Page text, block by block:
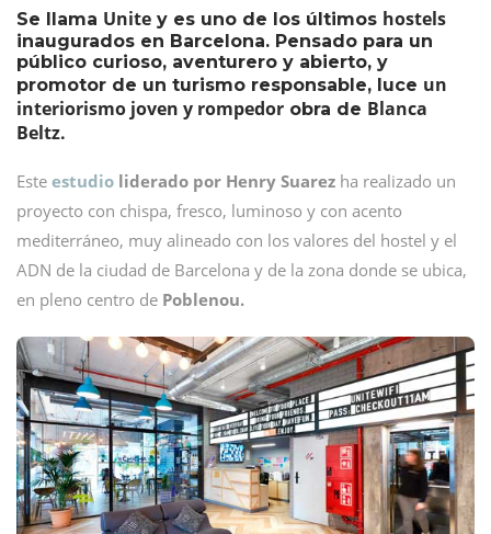
Se llama Unite y es uno de los últimos hostels
inaugurados en Barcelona. Pensado para un
público curioso, aventurero y abierto, y
promotor de un turismo responsable, luce un
interiorismo joven y rompedor obra de Blanca
Beltz.
Este estudio liderado por Henry Suarez ha realizado un
proyecto con chispa, fresco, luminoso y con acento
mediterráneo, muy alineado con los valores del hostel y el
ADN de la ciudad de Barcelona y de la zona donde se ubica,
en pleno centro de Poblenou.